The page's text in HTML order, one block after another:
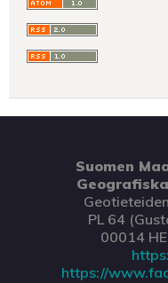
Suomen
PL 64
00014
https://